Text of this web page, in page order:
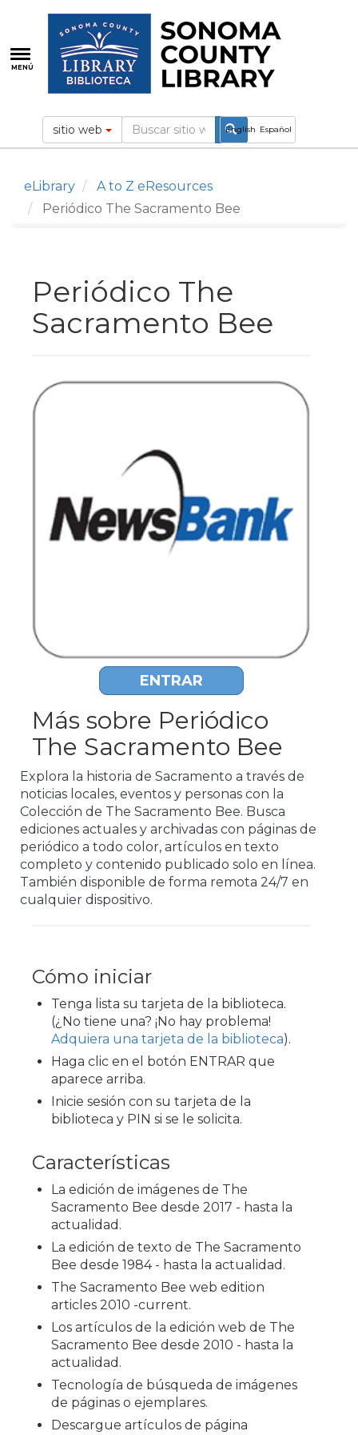
contenido
principal
MENÚ
English Español
sitio web
eLibrary
A to Z eResources
Periódico The Sacramento Bee
Periódico The
Sacramento Bee
ENTRAR
Más sobre Periódico
The Sacramento Bee
Explora la historia de Sacramento a través de
noticias locales, eventos y personas con la
Colección de The Sacramento Bee. Busca
ediciones actuales y archivadas con páginas de
periódico a todo color, artículos en texto
completo y contenido publicado solo en línea.
También disponible de forma remota 24/7 en
cualquier dispositivo.
Cómo iniciar
Tenga lista su tarjeta de la biblioteca.
(¿No tiene una? ¡No hay problema!
Adquiera una tarjeta de la biblioteca).
Haga clic en el botón ENTRAR que
aparece arriba.
Inicie sesión con su tarjeta de la
biblioteca y PIN si se le solicita.
Características
La edición de imágenes de The
Sacramento Bee desde 2017 - hasta la
actualidad.
La edición de texto de The Sacramento
Bee desde 1984 - hasta la actualidad.
The Sacramento Bee web edition
articles 2010 -current.
Los artículos de la edición web de The
Sacramento Bee desde 2010 - hasta la
actualidad.
Tecnología de búsqueda de imágenes
de páginas o ejemplares.
Descargue artículos de página